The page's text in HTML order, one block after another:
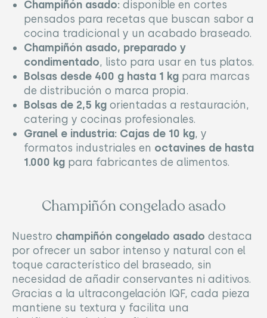
Champiñón asado: disponible en cortes
pensados para recetas que buscan sabor a
cocina tradicional y un acabado braseado.
Champiñón asado, preparado y
condimentado, listo para usar en tus platos.
Bolsas desde 400 g hasta 1 kg para marcas
de distribución o marca propia.
Bolsas de 2,5 kg orientadas a restauración,
catering y cocinas profesionales.
Granel e industria: Cajas de 10 kg, y
formatos industriales en octavines de hasta
1.000 kg para fabricantes de alimentos.
Champiñón congelado asado
Nuestro champiñón congelado asado destaca
por ofrecer un sabor intenso y natural con el
toque característico del braseado, sin
necesidad de añadir conservantes ni aditivos.
Gracias a la ultracongelación IQF, cada pieza
mantiene su textura y facilita una